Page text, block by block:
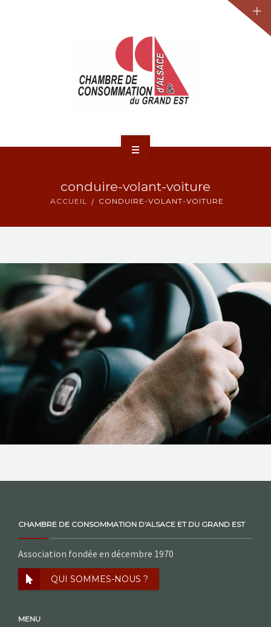
ACTUALITÉS
NOS ACTIONS
CONTACT
conduire-volant-voiture
ACCUEIL CONDUIRE-VOLANT-VOITURE
CHAMBRE DE CONSOMMATION D'ALSACE ET DU GRAND EST
Association fondée en décembre 1970
QUI SOMMES-NOUS ?
MENU